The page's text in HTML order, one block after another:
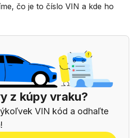
čo je to číslo VIN a kde ho
z kúpy vraku?
VIN kód a odhaľte